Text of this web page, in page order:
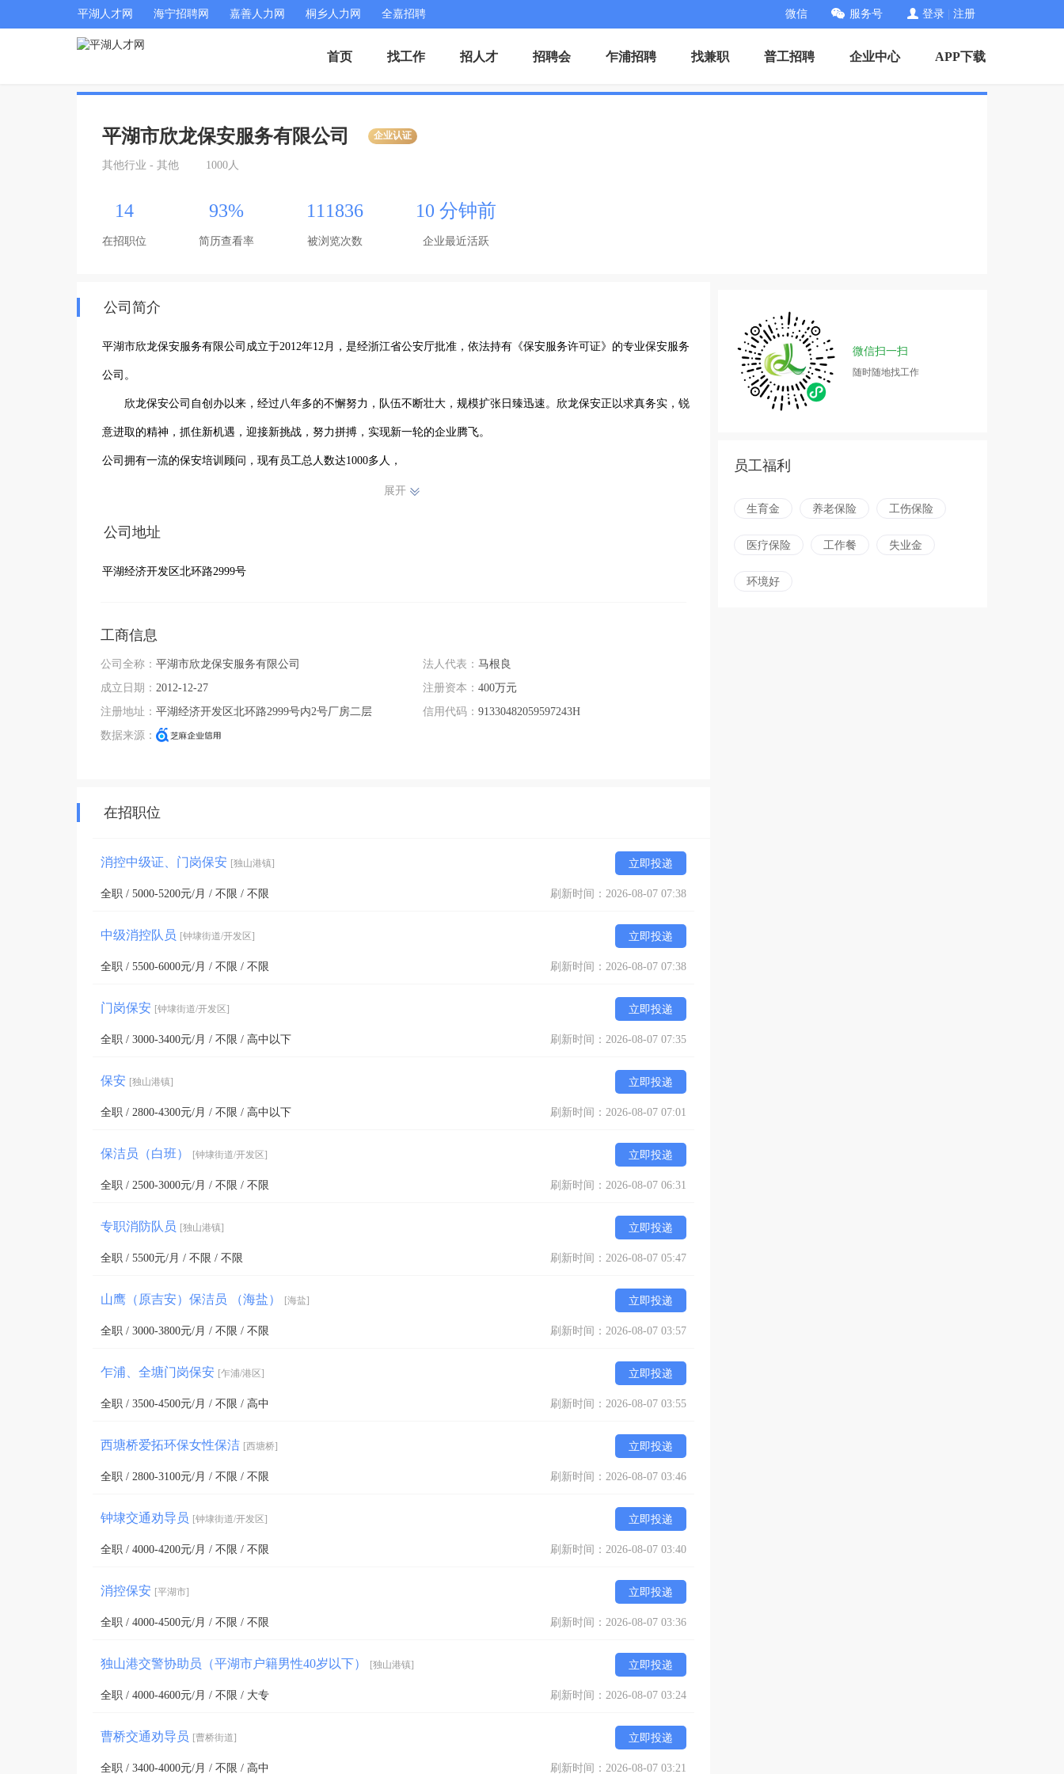
平湖人才网 海宁招聘网 嘉善人力网 桐乡人力网 全嘉招聘 微信 服务号 登录 注册
首页 找工作 招人才 招聘会 乍浦招聘 找兼职 普工招聘 企业中心 APP下载
平湖市欣龙保安服务有限公司 企业认证
其他行业 - 其他 1000人
14
在招职位
93%
简历查看率
111836
被浏览次数
10 分钟前
企业最近活跃
公司简介
平湖市欣龙保安服务有限公司成立于2012年12月，是经浙江省公安厅批准，依法持有《保安服务许可证》的专业保安服务
公司。
欣龙保安公司自创办以来，经过八年多的不懈努力，队伍不断壮大，规模扩张日臻迅速。欣龙保安正以求真务实，锐
意进取的精神，抓住新机遇，迎接新挑战，努力拼搏，实现新一轮的企业腾飞。
公司拥有一流的保安培训顾问，现有员工总人数达1000多人，
有充足的梯队人员保障和完善的培训与考评机制。我们的保安队员训练刻苦、忠于职守，责任心强，有正义感、执行力
展开
公司地址
平湖经济开发区北环路2999号
工商信息
公司全称： 平湖市欣龙保安服务有限公司
成立日期： 2012-12-27
注册地址： 平湖经济开发区北环路2999号内2号厂房二层
数据来源：
法人代表： 马根良
注册资本： 400万元
信用代码： 91330482059597243H
在招职位
消控中级证、门岗保安 [独山港镇] 立即投递
全职 / 5000-5200元/月 / 不限 / 不限 刷新时间：2026-08-07 07:38
中级消控队员 [钟埭街道/开发区] 立即投递
全职 / 5500-6000元/月 / 不限 / 不限 刷新时间：2026-08-07 07:38
门岗保安 [钟埭街道/开发区] 立即投递
全职 / 3000-3400元/月 / 不限 / 高中以下 刷新时间：2026-08-07 07:35
保安 [独山港镇] 立即投递
全职 / 2800-4300元/月 / 不限 / 高中以下 刷新时间：2026-08-07 07:01
保洁员（白班） [钟埭街道/开发区] 立即投递
全职 / 2500-3000元/月 / 不限 / 不限 刷新时间：2026-08-07 06:31
专职消防队员 [独山港镇] 立即投递
全职 / 5500元/月 / 不限 / 不限 刷新时间：2026-08-07 05:47
山鹰（原吉安）保洁员 （海盐） [海盐] 立即投递
全职 / 3000-3800元/月 / 不限 / 不限 刷新时间：2026-08-07 03:57
乍浦、全塘门岗保安 [乍浦/港区] 立即投递
全职 / 3500-4500元/月 / 不限 / 高中 刷新时间：2026-08-07 03:55
西塘桥爱拓环保女性保洁 [西塘桥] 立即投递
全职 / 2800-3100元/月 / 不限 / 不限 刷新时间：2026-08-07 03:46
钟埭交通劝导员 [钟埭街道/开发区] 立即投递
全职 / 4000-4200元/月 / 不限 / 不限 刷新时间：2026-08-07 03:40
消控保安 [平湖市] 立即投递
全职 / 4000-4500元/月 / 不限 / 不限 刷新时间：2026-08-07 03:36
独山港交警协助员（平湖市户籍男性40岁以下） [独山港镇] 立即投递
全职 / 4000-4600元/月 / 不限 / 大专 刷新时间：2026-08-07 03:24
曹桥交通劝导员 [曹桥街道] 立即投递
全职 / 3400-4000元/月 / 不限 / 高中 刷新时间：2026-08-07 03:21
微信扫一扫
随时随地找工作
员工福利
生育金 养老保险 工伤保险
医疗保险 工作餐 失业金
环境好